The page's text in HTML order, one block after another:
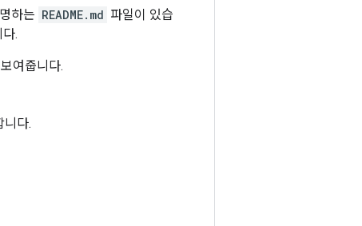
하는 README.md 파일이 있습
.
여줍니다.
니다.